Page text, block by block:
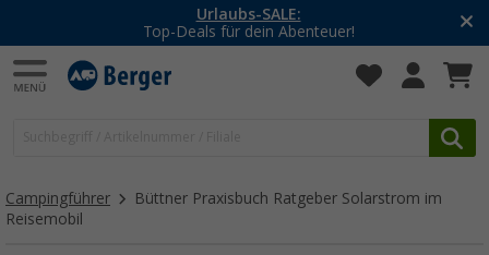
Urlaubs-SALE:
Top-Deals für dein Abenteuer!
Campingführer
Büttner Praxisbuch Ratgeber Solarstrom im
Reisemobil